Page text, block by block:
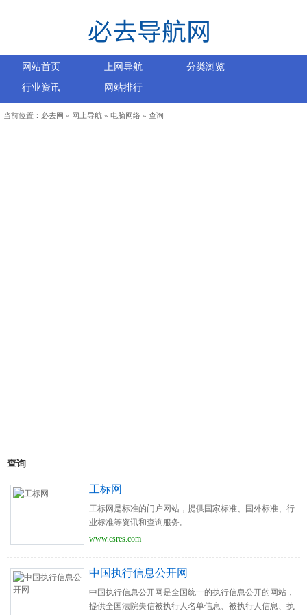
网站首页 上网导航
分类浏览
行业资讯
网站排行
当前位置： 必去网 » 网上导航 » 电脑网络 » 查询
查询
工标网
工标网是标准的门户网站，提供国家标准、国外标准、行
业标准等资讯和查询服务。
www.csres.com
中国执行信息公开网
中国执行信息公开网是全国统一的执行信息公开的网站，
提供全国法院失信被执行人名单信息、被执行人信息、执